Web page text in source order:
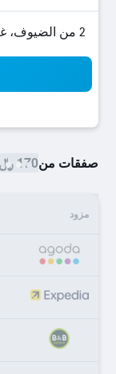
2 من الضيوف، غرفة واحدة
صفقات من170 ﷼
مزود